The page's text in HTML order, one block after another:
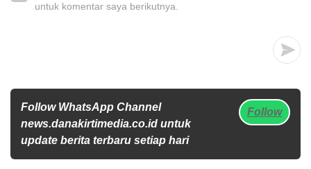
untuk komentar saya berikutnya.
Follow WhatsApp Channel
news.danakirtimedia.co.id untuk
update berita terbaru setiap hari
Follow